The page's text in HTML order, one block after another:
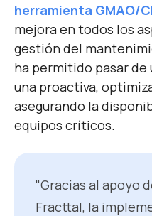
herramienta GMAO/
mejora en todos los
gestión del
ha permitido pasar
una proactiva,
asegurando la
equipos críticos.
"Gracias al apoyo
Fracttal, la